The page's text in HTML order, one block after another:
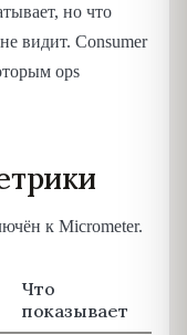
но что
видит. Consumer
ops
к Micrometer.
Что
показывает